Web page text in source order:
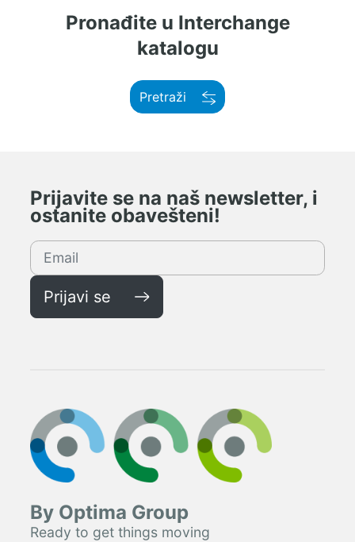
Pronađite u Interchange
katalogu
Pretraži
Prijavite se na naš newsletter, i
ostanite obavešteni!
Prijavi se
By Optima Group
Ready to get things moving